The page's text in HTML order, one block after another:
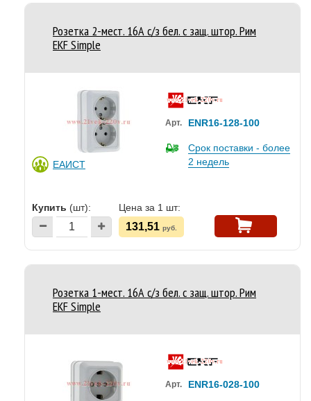
Розетка 2-мест. 16А с/з бел. с защ. штор. Рим
EKF Simple
ЕАИСТ
Арт. ENR16-128-100
Срок поставки - более
2 недель
Купить (шт): Цена за 1 шт:
131,51 руб.
Розетка 1-мест. 16А с/з бел. с защ. штор. Рим
EKF Simple
Арт. ENR16-028-100